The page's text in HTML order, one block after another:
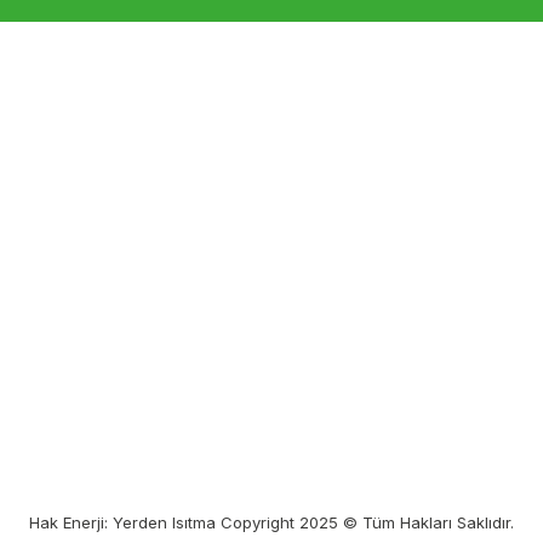
Hak Enerji: Yerden Isıtma Copyright 2025 © Tüm Hakları Saklıdır.